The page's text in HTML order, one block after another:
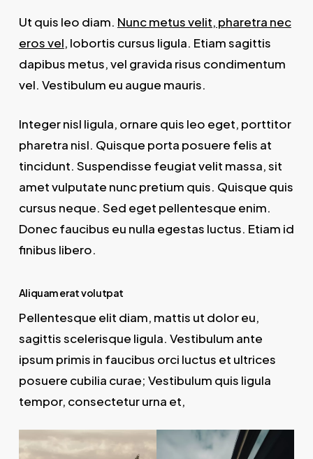
Ut quis leo diam. Nunc metus velit, pharetra nec
eros vel, lobortis cursus ligula. Etiam sagittis
dapibus metus, vel gravida risus condimentum
vel. Vestibulum eu augue mauris.
Integer nisl ligula, ornare quis leo eget, porttitor
pharetra nisl. Quisque porta posuere felis at
tincidunt. Suspendisse feugiat velit massa, sit
amet vulputate nunc pretium quis. Quisque quis
cursus neque. Sed eget pellentesque enim.
Donec faucibus eu nulla egestas luctus. Etiam id
finibus libero.
Aliquam erat volutpat
Pellentesque elit diam, mattis ut dolor eu,
sagittis scelerisque ligula. Vestibulum ante
ipsum primis in faucibus orci luctus et ultrices
posuere cubilia curae; Vestibulum quis ligula
tempor, consectetur urna et,